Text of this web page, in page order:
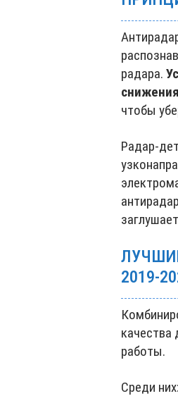
радара.
чтобы
Радар-
2019-
работы.
Среди них: